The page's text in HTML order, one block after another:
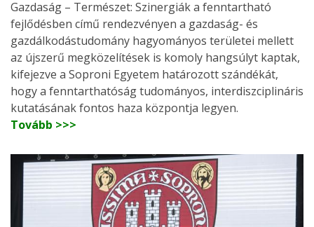
Gazdaság – Természet: Szinergiák a fenntartható
fejlődésben című rendezvényen a gazdaság- és
gazdálkodástudomány hagyományos területei mellett
az újszerű megközelítések is komoly hangsúlyt kaptak,
kifejezve a Soproni Egyetem határozott szándékát,
hogy a fenntarthatóság tudományos, interdiszciplináris
kutatásának fontos haza központja legyen.
Tovább >>>